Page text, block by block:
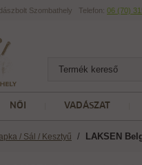
Szombathely Telefon: 06 (70)
NŐI VADÁSZAT
/ Sál / Kesztyű / LAKSEN